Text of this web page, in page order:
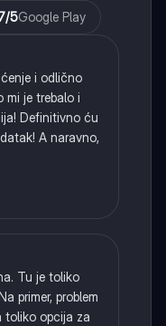
/5Google Play
i odlično
mi je trebalo i
Definitivno ću
A naravno,
Tu je toliko
primer, problem
toliko opcija za